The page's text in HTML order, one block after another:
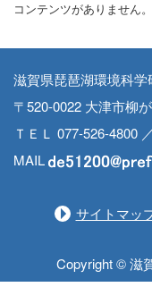
コンテンツがありません。
滋賀県琵琶湖環境科学
〒520-0022 大津市柳
ＴＥＬ 077-526-4800
MAIL
サイトマッ
Copyright © 滋